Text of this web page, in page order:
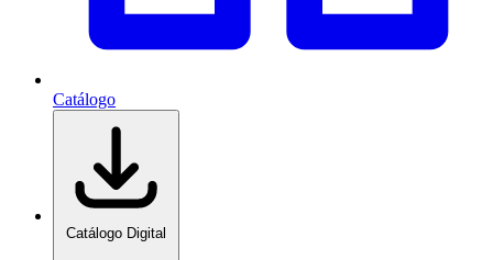
Catálogo
Catálogo Digital